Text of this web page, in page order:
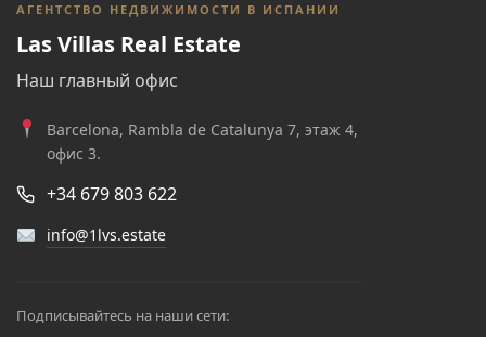
АГЕНТСТВО НЕДВИЖИМОСТИ В ИСПАНИИ
Las Villas Real Estate
Наш главный офис
Barcelona, Rambla de Catalunya 7, этаж 4,
офис 3.
+34 679 803 622
info@1lvs.estate
Подписывайтесь на наши сети: